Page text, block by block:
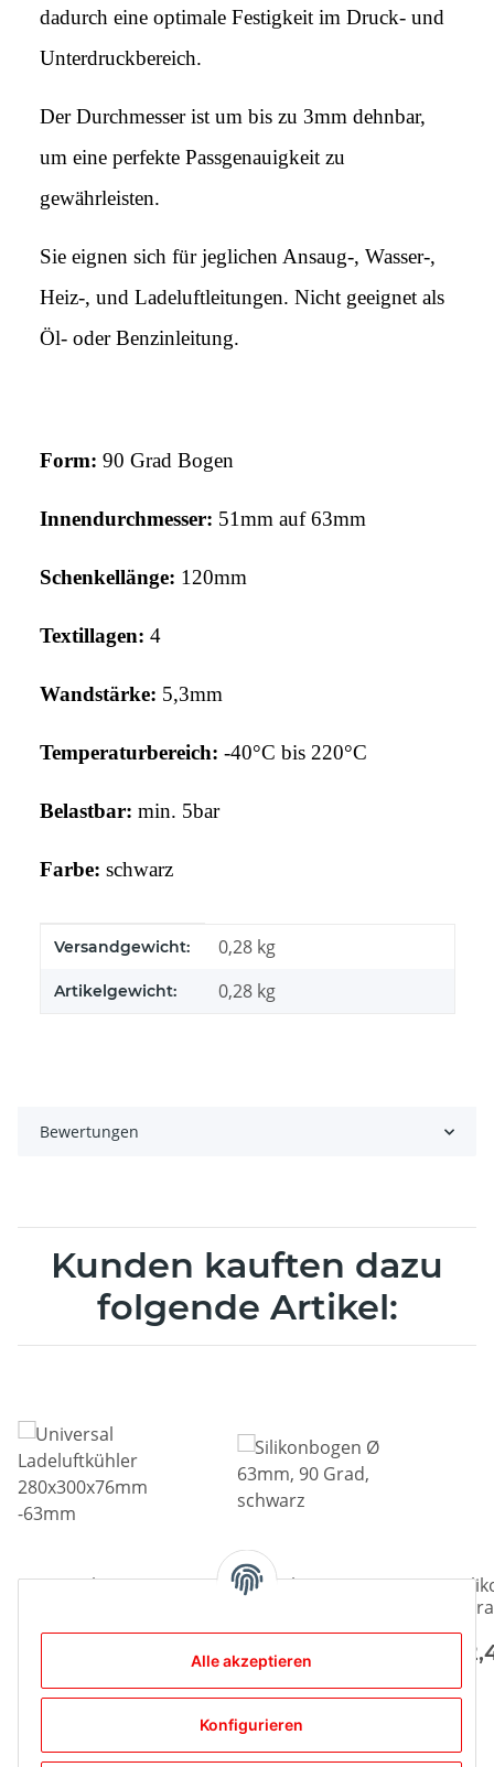
dadurch eine optimale Festigkeit im Druck- und
Unterdruckbereich.
Der Durchmesser ist um bis zu 3mm dehnbar,
um eine perfekte Passgenauigkeit zu
gewährleisten.
Sie eignen sich für jeglichen Ansaug-, Wasser-,
Heiz-, und Ladeluftleitungen. Nicht geeignet als
Öl- oder Benzinleitung.
Form: 90 Grad Bogen
Innendurchmesser: 51mm auf 63mm
Schenkellänge: 120mm
Textillagen: 4
Wandstärke: 5,3mm
Temperaturbereich: -40°C bis 220°C
Belastbar: min. 5bar
Farbe: schwarz
Produkteigenschaft
Wert
Versandgewicht: 0,28 kg
Artikelgewicht: 0,28 kg
Bewertungen
Kunden kauften dazu
folgende Artikel:
Universal
280x300x76mm
Silikonbogen Ø
schwarz
25,19 €
Alle akzeptieren
Konfigurieren